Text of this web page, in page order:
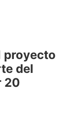
proyecto
del
20